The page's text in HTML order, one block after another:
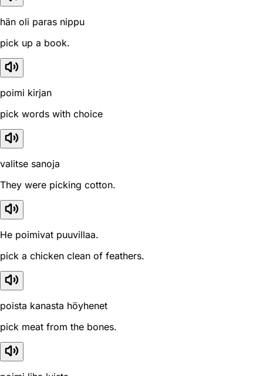
hän oli paras nippu
pick up a book.
poimi kirjan
pick words with choice
valitse sanoja
They were picking cotton.
He poimivat puuvillaa.
pick a chicken clean of feathers.
poista kanasta höyhenet
pick meat from the bones.